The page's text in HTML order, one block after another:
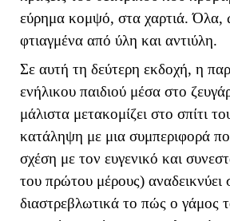
εύρημα κομψό, στα χαρτιά. Όλα,
φτιαγμένα από ύλη και αντιύλη.
Σε αυτή τη δεύτερη εκδοχή, η
ενήλικου παιδιού μέσα στο
μάλιστα μετακομίζει στο σπίτι
κατάληψη με μια συμπεριφορά
σχέση με τον ευγενικό και
του πρώτου μέρους) αναδεικνύει
διαστρεβλωτικά το πώς ο γάμος